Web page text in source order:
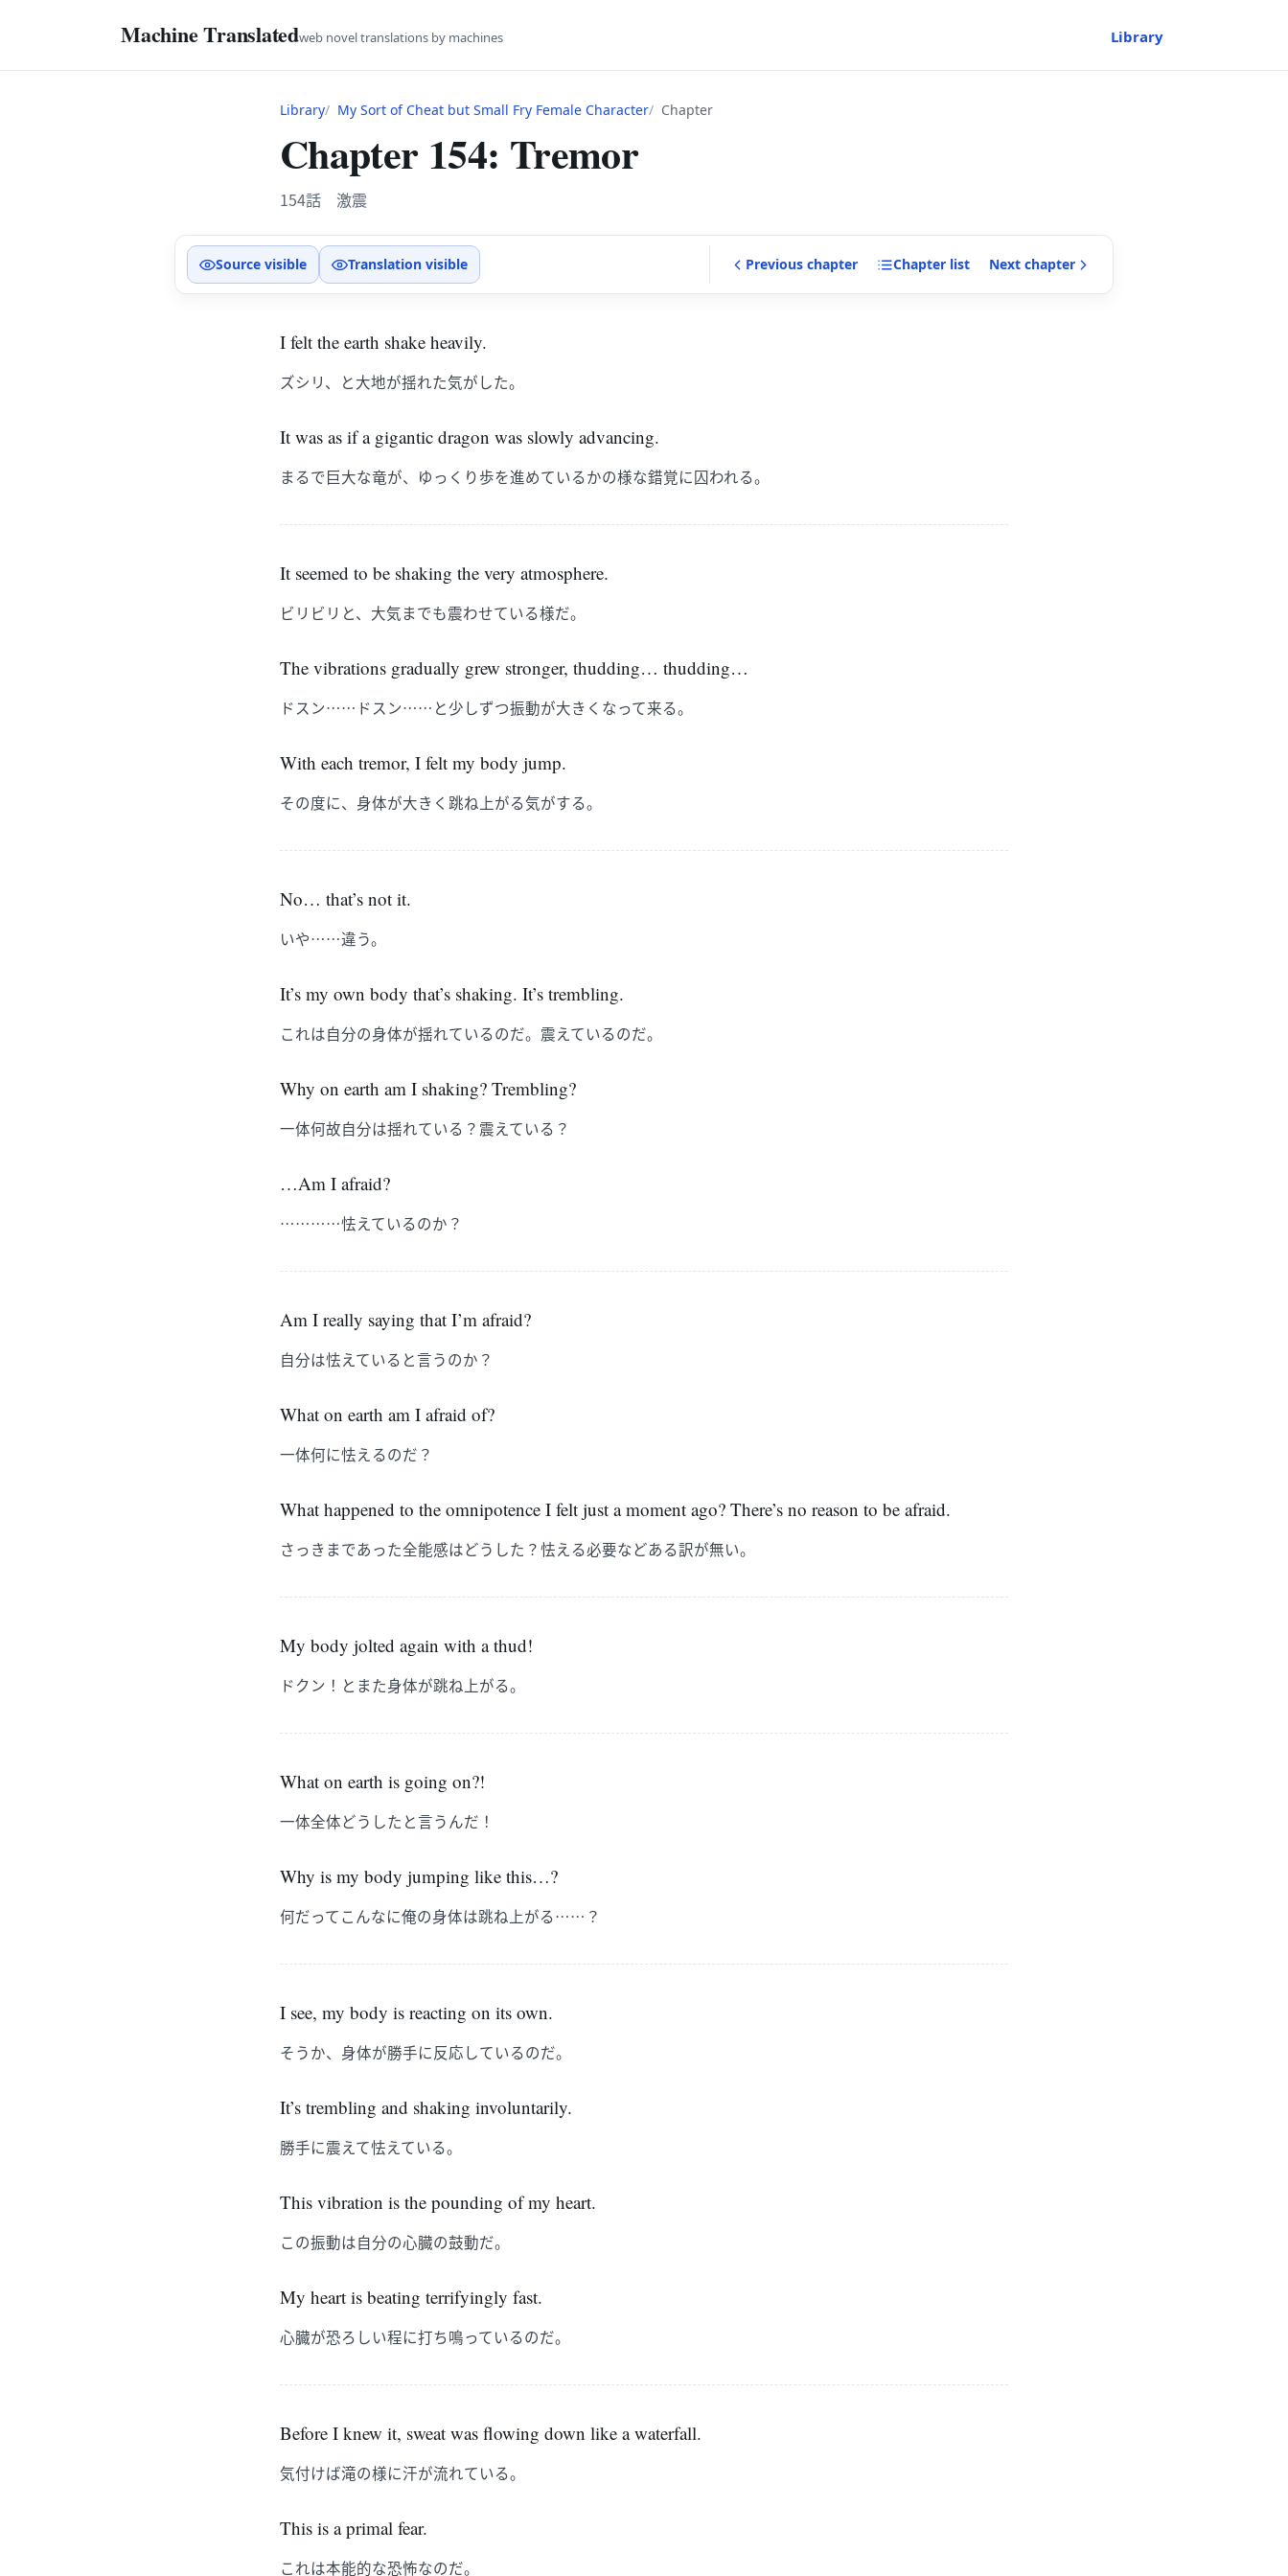
Machine Translatedweb novel translations by machines Library
Library My Sort of Cheat but Small Fry Female Character Chapter
Chapter 154: Tremor
154話 激震
Source visible Translation visible Previous chapter Chapter list Next chapter
I felt the earth shake heavily.
ズシリ、と大地が揺れた気がした。
It was as if a gigantic dragon was slowly advancing.
まるで巨大な竜が、ゆっくり歩を進めているかの様な錯覚に囚われる。
It seemed to be shaking the very atmosphere.
ビリビリと、大気までも震わせている様だ。
The vibrations gradually grew stronger, thudding… thudding…
ドスン……ドスン……と少しずつ振動が大きくなって来る。
With each tremor, I felt my body jump.
その度に、身体が大きく跳ね上がる気がする。
No… that’s not it.
いや……違う。
It’s my own body that’s shaking. It’s trembling.
これは自分の身体が揺れているのだ。震えているのだ。
Why on earth am I shaking? Trembling?
一体何故自分は揺れている？震えている？
…Am I afraid?
…………怯えているのか？
Am I really saying that I’m afraid?
自分は怯えていると言うのか？
What on earth am I afraid of?
一体何に怯えるのだ？
What happened to the omnipotence I felt just a moment ago? There’s no reason to be afraid.
さっきまであった全能感はどうした？怯える必要などある訳が無い。
My body jolted again with a thud!
ドクン！とまた身体が跳ね上がる。
What on earth is going on?!
一体全体どうしたと言うんだ！
Why is my body jumping like this…?
何だってこんなに俺の身体は跳ね上がる……？
I see, my body is reacting on its own.
そうか、身体が勝手に反応しているのだ。
It’s trembling and shaking involuntarily.
勝手に震えて怯えている。
This vibration is the pounding of my heart.
この振動は自分の心臓の鼓動だ。
My heart is beating terrifyingly fast.
心臓が恐ろしい程に打ち鳴っているのだ。
Before I knew it, sweat was flowing down like a waterfall.
気付けば滝の様に汗が流れている。
This is a primal fear.
これは本能的な恐怖なのだ。